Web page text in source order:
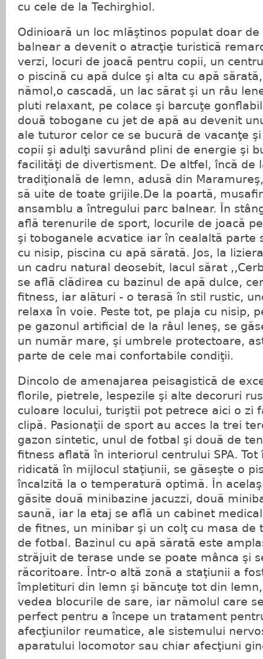
cu cele de la Techirghiol.
Odinioară un loc mlăştinos populat doar
balnear a devenit o atracţie turistică
verzi, locuri de joacă pentru copii, un
o piscină cu apă dulce şi alta cu apă
nămol,o cascadă, un lac sărat şi un râu
pluti relaxant, pe colace şi barcuţe
două tobogane cu jet de apă au devenit
ale tuturor celor ce se bucură de vacanţe
copii şi adulţi savurând plini de energie şi
facilităţi de divertisment. De altfel, încă de
tradiţională de lemn, adusă din
să uite de toate grijile.De la poartă,
ansamblu a întregului parc balnear. În
află terenurile de sport, locurile de joacă
şi toboganele acvatice iar în cealaltă parte
cu nisip, piscina cu apă sărată. Jos, la
un cadru natural deosebit, lacul sărat
se află clădirea cu bazinul de apă dulce,
fitness, iar alături - o terasă în stil rustic,
relaxa în voie. Peste tot, pe plaja cu nisip,
pe gazonul artificial de la râul leneş, se
un număr mare, şi umbrele protectoare,
parte de cele mai confortabile condiţii.
Dincolo de amenajarea peisagistică de
florile, pietrele, lespezile şi alte decoruri
culoare locului, turiştii pot petrece aici o zi
clipă. Pasionaţii de sport au acces la trei
gazon sintetic, unul de fotbal şi două de
fitness aflată în interiorul centrului SPA. Tot
ridicată în mijlocul staţiunii, se găseşte o
încalzită la o temperatură optimă. În
găsite două minibazine jacuzzi, două
saună, iar la etaj se află un cabinet
de fitnes, un minibar şi un colţ cu masa de
de fotbal. Bazinul cu apă sărată este
străjuit de terase unde se poate mânca şi
răcoritoare. Într-o altă zonă a staţiunii a
împletituri din lemn şi băncuţe tot din
vedea blocurile de sare, iar nămolul care
perfect pentru a începe un tratament
afecţiunilor reumatice, ale sistemului
aparatului locomotor sau chiar afecţiuni